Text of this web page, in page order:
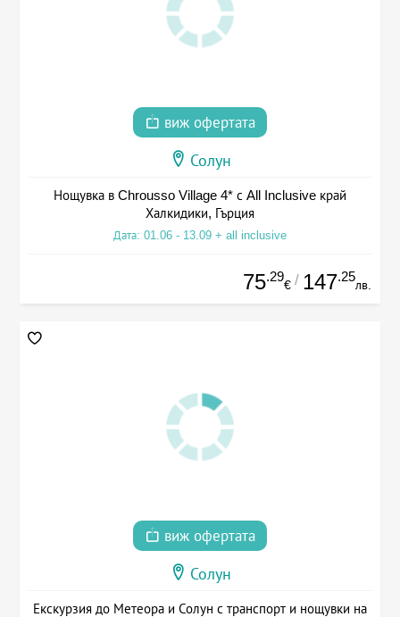
виж офертата
Солун
Нощувка в Chrousso Village 4* с All Inclusive край
Халкидики, Гърция
Дата: 01.06 - 13.09 + all inclusive
75.29
€ / 147.25
лв.
виж офертата
Солун
Екскурзия до Метеора и Солун с транспорт и нощувки на